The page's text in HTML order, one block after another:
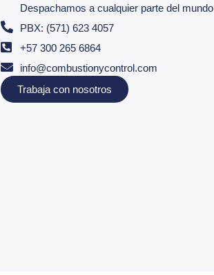
Despachamos a cualquier parte del mundo
PBX: (571) 623 4057
+57 300 265 6864
info@combustionycontrol.com
Trabaja con nosotros